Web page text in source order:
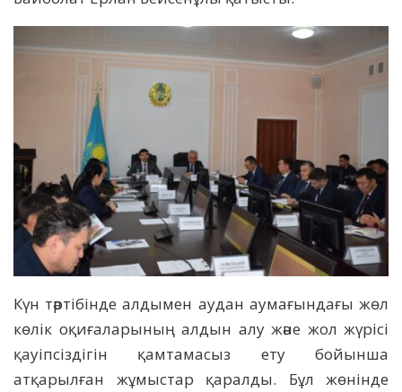
Күн тәртібінде алдымен аудан аумағындағы жөл
көлік оқиғаларының алдын алу және жол жүрісі
қауіпсіздігін қамтамасыз ету бойынша
атқарылған жұмыстар қаралды. Бұл жөнінде